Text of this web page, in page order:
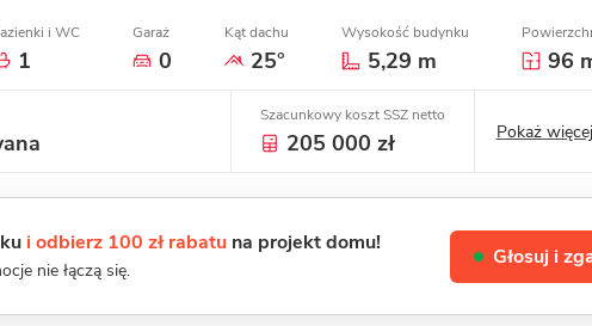
i WC
1
Garaż
0
Kąt dachu
25°
Wysokość budynku
5,29 m 96
Szacunkowy koszt SSZ netto
205 000 zł Pokaż
i odbierz 100 zł rabatu na projekt domu!
nie łączą się.
Głosuj i